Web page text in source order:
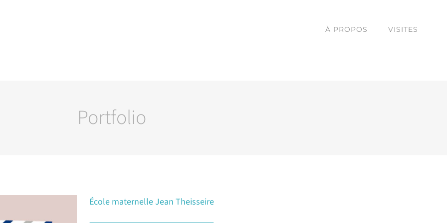
À PROPOS VISITES
Portfolio
École maternelle Jean Theisseire